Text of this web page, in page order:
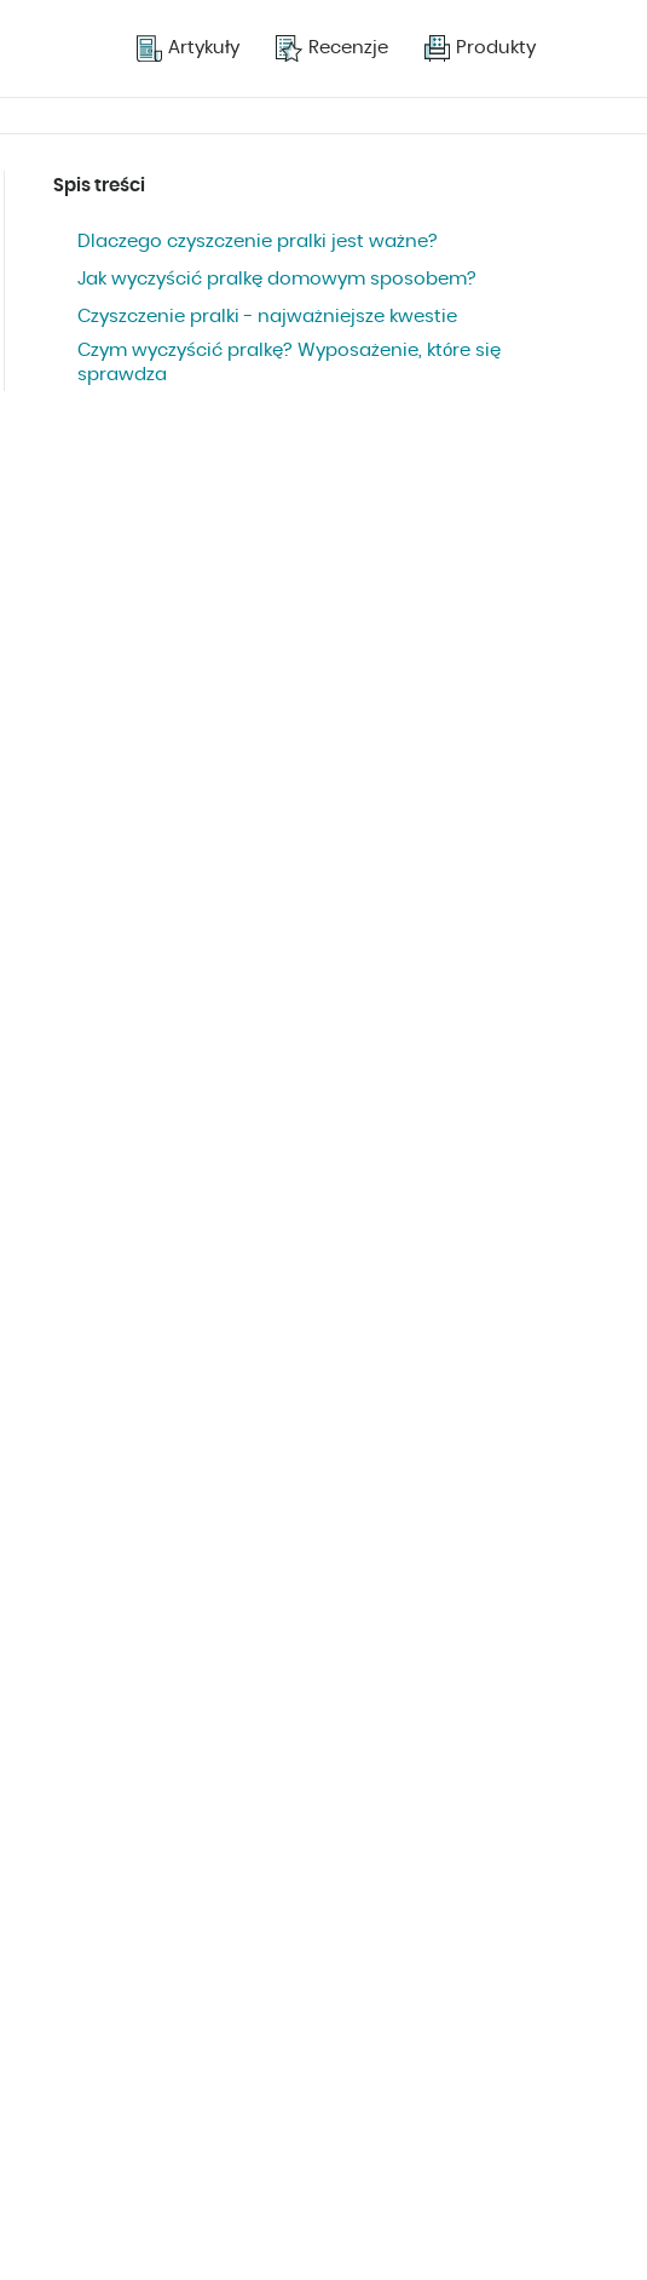
Artykuły Recenzje Produkty
Spis treści
Dlaczego czyszczenie pralki jest ważne?
Jak wyczyścić pralkę domowym sposobem?
Czyszczenie pralki - najważniejsze kwestie
Czym wyczyścić pralkę? Wyposażenie, które się
sprawdza